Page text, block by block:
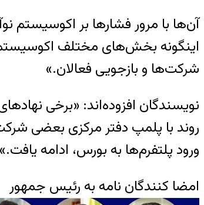
آن‌ها با مرور فشارها بر اکوسیستم
اینگونه بخش‌های مختلف اکوسیستم
شرکت‌ها و بازجویی فعالان.»
نویسندگان افزوده‌اند: «برخی
روند با پلمپ دفتر مرکزی بعضی
ورود پلتفرم‌ها به بورس، ادامه یافت.»
امضا کنندگان نامه به رئیس جمهور